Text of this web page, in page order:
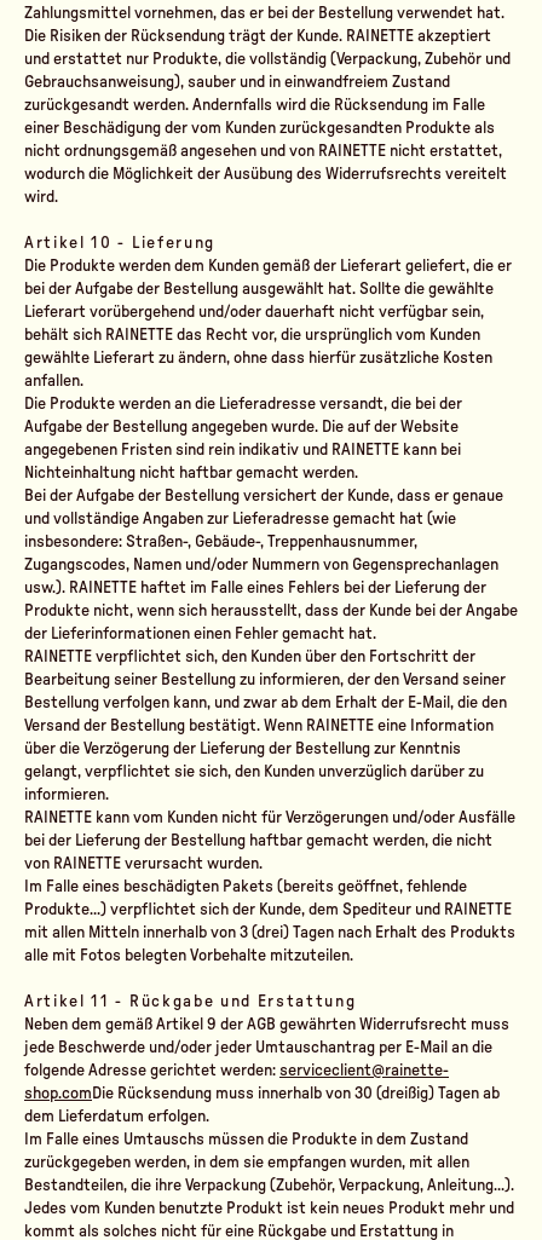
Zahlungsmittel vornehmen, das er bei der Bestellung verwendet hat.
Die Risiken der Rücksendung trägt der Kunde. RAINETTE akzeptiert
und erstattet nur Produkte, die vollständig (Verpackung, Zubehör und
Gebrauchsanweisung), sauber und in einwandfreiem Zustand
zurückgesandt werden. Andernfalls wird die Rücksendung im Falle
einer Beschädigung der vom Kunden zurückgesandten Produkte als
nicht ordnungsgemäß angesehen und von RAINETTE nicht erstattet,
wodurch die Möglichkeit der Ausübung des Widerrufsrechts vereitelt
wird.
Artikel 10 - Lieferung
Die Produkte werden dem Kunden gemäß der Lieferart geliefert, die er
bei der Aufgabe der Bestellung ausgewählt hat. Sollte die gewählte
Lieferart vorübergehend und/oder dauerhaft nicht verfügbar sein,
behält sich RAINETTE das Recht vor, die ursprünglich vom Kunden
gewählte Lieferart zu ändern, ohne dass hierfür zusätzliche Kosten
anfallen.
Die Produkte werden an die Lieferadresse versandt, die bei der
Aufgabe der Bestellung angegeben wurde. Die auf der Website
angegebenen Fristen sind rein indikativ und RAINETTE kann bei
Nichteinhaltung nicht haftbar gemacht werden.
Bei der Aufgabe der Bestellung versichert der Kunde, dass er genaue
und vollständige Angaben zur Lieferadresse gemacht hat (wie
insbesondere: Straßen-, Gebäude-, Treppenhausnummer,
Zugangscodes, Namen und/oder Nummern von Gegensprechanlagen
usw.). RAINETTE haftet im Falle eines Fehlers bei der Lieferung der
Produkte nicht, wenn sich herausstellt, dass der Kunde bei der Angabe
der Lieferinformationen einen Fehler gemacht hat.
RAINETTE verpflichtet sich, den Kunden über den Fortschritt der
Bearbeitung seiner Bestellung zu informieren, der den Versand seiner
Bestellung verfolgen kann, und zwar ab dem Erhalt der E-Mail, die den
Versand der Bestellung bestätigt. Wenn RAINETTE eine Information
über die Verzögerung der Lieferung der Bestellung zur Kenntnis
gelangt, verpflichtet sie sich, den Kunden unverzüglich darüber zu
informieren.
RAINETTE kann vom Kunden nicht für Verzögerungen und/oder Ausfälle
bei der Lieferung der Bestellung haftbar gemacht werden, die nicht
von RAINETTE verursacht wurden.
Im Falle eines beschädigten Pakets (bereits geöffnet, fehlende
Produkte...) verpflichtet sich der Kunde, dem Spediteur und RAINETTE
mit allen Mitteln innerhalb von 3 (drei) Tagen nach Erhalt des Produkts
alle mit Fotos belegten Vorbehalte mitzuteilen.
Artikel 11 - Rückgabe und Erstattung
Neben dem gemäß Artikel 9 der AGB gewährten Widerrufsrecht muss
jede Beschwerde und/oder jeder Umtauschantrag per E-Mail an die
folgende Adresse gerichtet werden: serviceclient@rainette-
shop.com Die Rücksendung muss innerhalb von 30 (dreißig) Tagen ab
dem Lieferdatum erfolgen.
Im Falle eines Umtauschs müssen die Produkte in dem Zustand
zurückgegeben werden, in dem sie empfangen wurden, mit allen
Bestandteilen, die ihre Verpackung (Zubehör, Verpackung, Anleitung...).
Jedes vom Kunden benutzte Produkt ist kein neues Produkt mehr und
kommt als solches nicht für eine Rückgabe und Erstattung in